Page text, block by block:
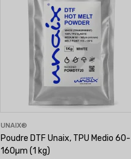
UNAIX®
Poudre DTF Unaix, TPU Medio 60-
160µm (1 kg)